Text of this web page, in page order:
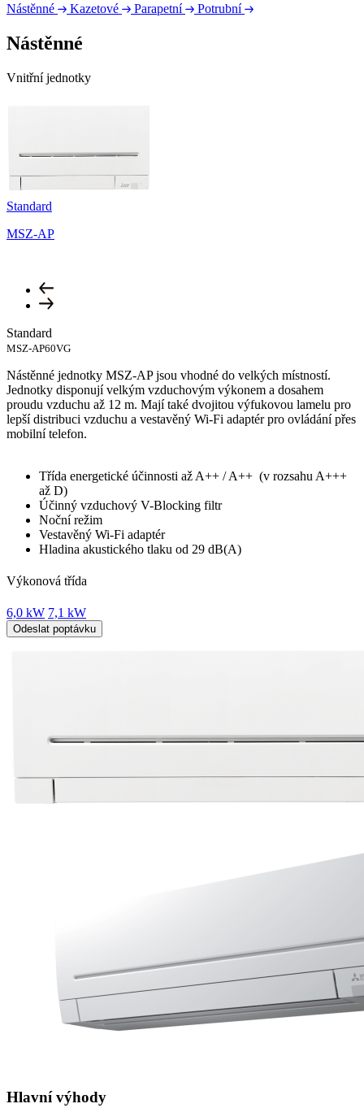
Nástěnné
Kazetové Parapetní Potrubní
Nástěnné
Vnitřní jednotky
Standard
MSZ-AP
Standard
MSZ-AP60VG
Nástěnné jednotky MSZ-AP jsou vhodné do velkých místností.
Jednotky disponují velkým vzduchovým výkonem a dosahem
proudu vzduchu až 12 m. Mají také dvojitou výfukovou lamelu pro
lepší distribuci vzduchu a vestavěný Wi-Fi adaptér pro ovládání přes
mobilní telefon.
Třída energetické účinnosti až A++ / A++ (v rozsahu A+++
až D)
Účinný vzduchový V-Blocking filtr
Noční režim
Vestavěný Wi-Fi adaptér
Hladina akustického tlaku od 29 dB(A)
Výkonová třída
6,0 kW 7,1 kW
Odeslat poptávku
Hlavní výhody